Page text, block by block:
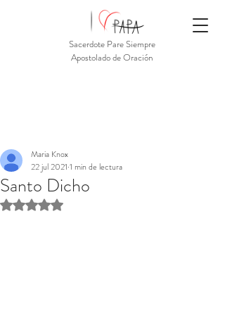
Sacerdote Pare Siempre
Apostolado de Oración
Santo Dicho
Maria Knox
22 jul 2021 1 min de lectura
Obtuvo NaN de 5 estrellas.